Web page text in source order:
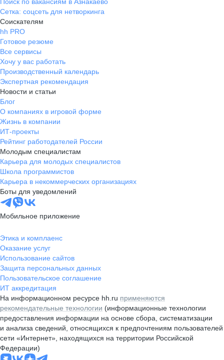
Сетка: соцсеть для нетворкинга
Соискателям
hh PRO
Готовое резюме
Все сервисы
Хочу у вас работать
Производственный календарь
Экспертная рекомендация
Новости и статьи
Блог
О компаниях в игровой форме
Жизнь в компании
ИТ-проекты
Рейтинг работодателей России
Молодым специалистам
Карьера для молодых специалистов
Школа программистов
Карьера в некоммерческих организациях
Боты для уведомлений
Мобильное приложение
Этика и комплаенс
Оказание услуг
Использование сайтов
Защита персональных данных
Пользовательское соглашение
ИТ аккредитация
На информационном ресурсе hh.ru применяются
рекомендательные технологии (информационные технологии
предоставления информации на основе сбора, систематизации
и анализа сведений, относящихся к предпочтениям пользователей
сети «Интернет», находящихся на территории Российской
Федерации)